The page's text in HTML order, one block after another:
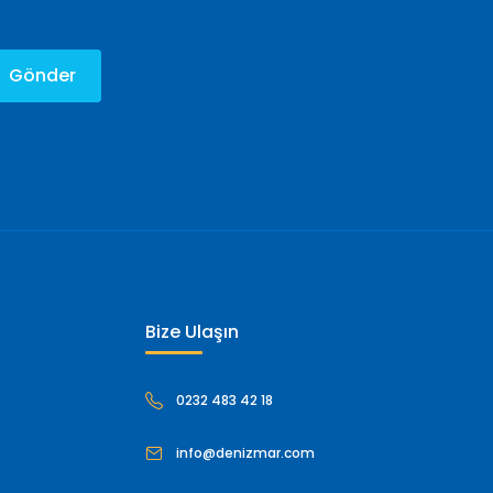
Gönder
Bize Ulaşın
0232 483 42 18
info@denizmar.com